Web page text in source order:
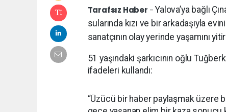
Tarafsız Haber -Yalova’ya bağlı
sularında kızı ve bir arkadaşıyla
sanatçının olay yerinde yaşamını
51 yaşındaki şarkıcının oğlu
ifadeleri kullandı:
“Üzücü bir haber paylaşmak üzere